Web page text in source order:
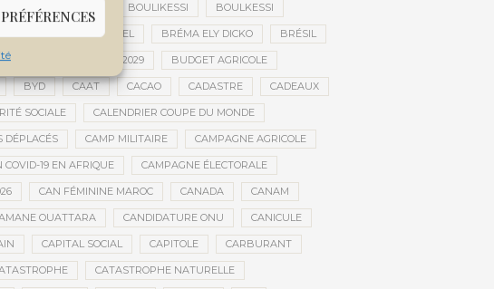
L’INDÉPENDANCE BOULIKESSI BOULKESSI
BRASSAGE CULTUREL BRÉMA ELY DICKO BRÉSIL
BUDGET 2027-2029 BUDGET AGRICOLE
BYD CAAT CACAO CADASTRE CADEAUX
SOCIALE CALENDRIER COUPE DU MONDE
DÉPLACÉS CAMP MILITAIRE CAMPAGNE AGRICOLE
19 EN AFRIQUE CAMPAGNE ÉLECTORALE
CAN FÉMININE MAROC CANADA CANAM
OUATTARA CANDIDATURE ONU CANICULE
CAPITAL SOCIAL CAPITOLE CARBURANT
CATASTROPHE NATURELLE